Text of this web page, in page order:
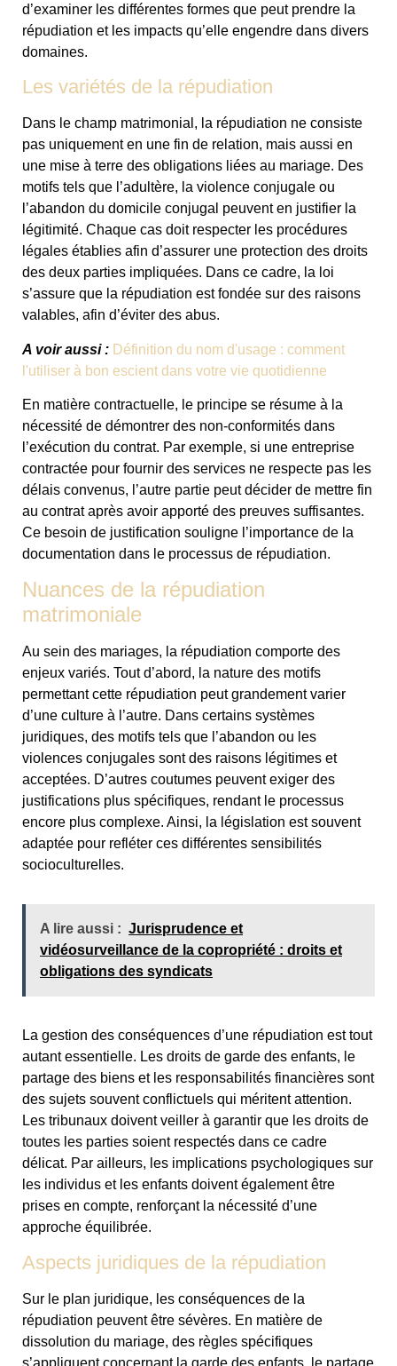
d’examiner les différentes formes que peut prendre la
répudiation et les impacts qu’elle engendre dans divers
domaines.
Les variétés de la répudiation
Dans le champ matrimonial, la répudiation ne consiste
pas uniquement en une fin de relation, mais aussi en
une mise à terre des obligations liées au mariage. Des
motifs tels que l’adultère, la violence conjugale ou
l’abandon du domicile conjugal peuvent en justifier la
légitimité. Chaque cas doit respecter les procédures
légales établies afin d’assurer une protection des droits
des deux parties impliquées. Dans ce cadre, la loi
s’assure que la répudiation est fondée sur des raisons
valables, afin d’éviter des abus.
A voir aussi : Définition du nom d'usage : comment
l'utiliser à bon escient dans votre vie quotidienne
En matière contractuelle, le principe se résume à la
nécessité de démontrer des non-conformités dans
l’exécution du contrat. Par exemple, si une entreprise
contractée pour fournir des services ne respecte pas les
délais convenus, l’autre partie peut décider de mettre fin
au contrat après avoir apporté des preuves suffisantes.
Ce besoin de justification souligne l’importance de la
documentation dans le processus de répudiation.
Nuances de la répudiation
matrimoniale
Au sein des mariages, la répudiation comporte des
enjeux variés. Tout d’abord, la nature des motifs
permettant cette répudiation peut grandement varier
d’une culture à l’autre. Dans certains systèmes
juridiques, des motifs tels que l’abandon ou les
violences conjugales sont des raisons légitimes et
acceptées. D’autres coutumes peuvent exiger des
justifications plus spécifiques, rendant le processus
encore plus complexe. Ainsi, la législation est souvent
adaptée pour refléter ces différentes sensibilités
socioculturelles.
A lire aussi : Jurisprudence et
vidéosurveillance de la copropriété : droits et
obligations des syndicats
La gestion des conséquences d’une répudiation est tout
autant essentielle. Les droits de garde des enfants, le
partage des biens et les responsabilités financières sont
des sujets souvent conflictuels qui méritent attention.
Les tribunaux doivent veiller à garantir que les droits de
toutes les parties soient respectés dans ce cadre
délicat. Par ailleurs, les implications psychologiques sur
les individus et les enfants doivent également être
prises en compte, renforçant la nécessité d’une
approche équilibrée.
Aspects juridiques de la répudiation
Sur le plan juridique, les conséquences de la
répudiation peuvent être sévères. En matière de
dissolution du mariage, des règles spécifiques
s’appliquent concernant la garde des enfants, le partage